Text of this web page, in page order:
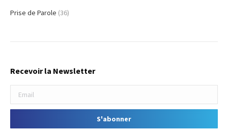
Prise de Parole (36)
Recevoir la Newsletter